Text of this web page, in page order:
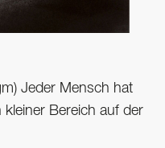
Jeder Mensch hat
kleiner Bereich auf der